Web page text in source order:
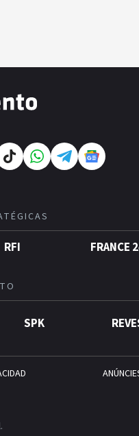
RFI FRANCE
SPK